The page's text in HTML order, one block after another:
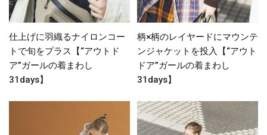
仕上げに羽織るナイロンコー
トで旬をプラス【“アウトド
ア”ガールの着まわし
31days】
柄×柄のレイヤードにマウンテ
ンジャケットを投入【“アウト
ドア”ガールの着まわし
31days】